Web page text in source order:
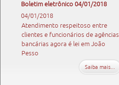
Boletim eletrônico 04/01/2018
04/01/2018
Atendimento respeitoso entre
clientes e funcionários de agências
bancárias agora é lei em João
Pesso
Saiba mais...